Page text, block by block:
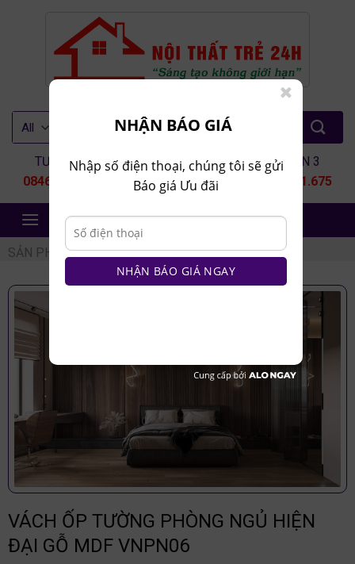
TƯ VẤN 1
0846.80.9999
TƯ VẤN 2
0935.435.286
TƯ VẤN 3
0964.651.675
NỘI THẤT TRẺ 24H
SẢN PHẨM / VÁCH ỐP TƯỜNG
VÁCH ỐP TƯỜNG PHÒNG NGỦ HIỆN
ĐẠI GỖ MDF VNPN06
NHẬN BÁO GIÁ
Nhập số điện thoại, chúng tôi sẽ gửi
Báo giá Ưu đãi
NHẬN BÁO GIÁ NGAY